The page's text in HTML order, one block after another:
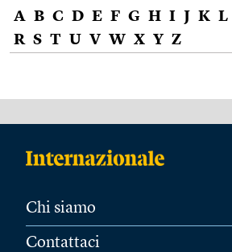
A B C D E F G H I J K L
R S T U V W X Y Z
Chi siamo
Contattaci